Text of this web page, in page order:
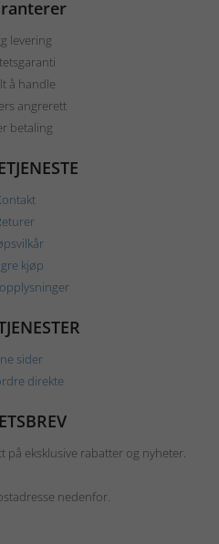
levering
å handle
angrerett
betaling
kjøp
sider
direkte
eksklusive rabatter og nyheter.
nedenfor.